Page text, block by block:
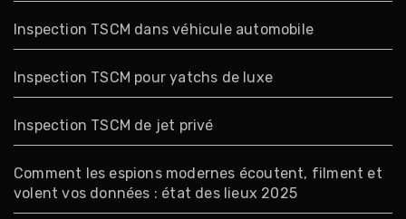
Inspection TSCM dans véhicule automobile
Inspection TSCM pour yatchs de luxe
Inspection TSCM de jet privé
Comment les espions modernes écoutent, filment et
volent vos données : état des lieux 2025